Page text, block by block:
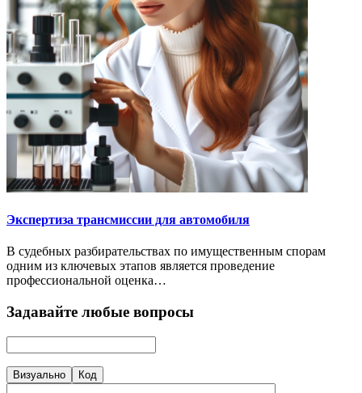
Экспертиза трансмиссии для автомобиля
В судебных разбирательствах по имущественным спорам
одним из ключевых этапов является проведение
профессиональной оценка…
Задавайте любые вопросы
Визуально Код